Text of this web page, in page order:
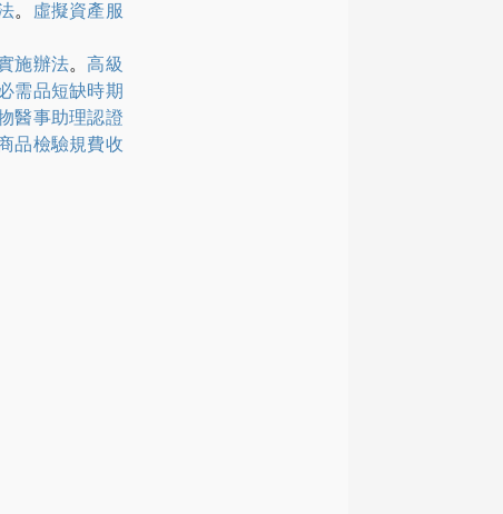
。 虛擬資產服
施辦法。高級
需品短缺時期
醫事助理認證
品檢驗規費收